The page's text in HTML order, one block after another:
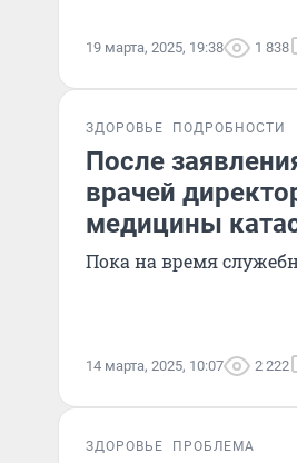
19 марта, 2025, 19:38 1 838
ЗДОРОВЬЕ ПОДРОБНОСТИ
После
врачей
медицины
Пока на время
14 марта, 2025, 10:07 2 222
ЗДОРОВЬЕ ПРОБЛЕМА